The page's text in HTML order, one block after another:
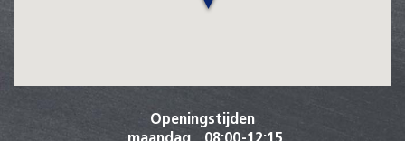
Openingstijden